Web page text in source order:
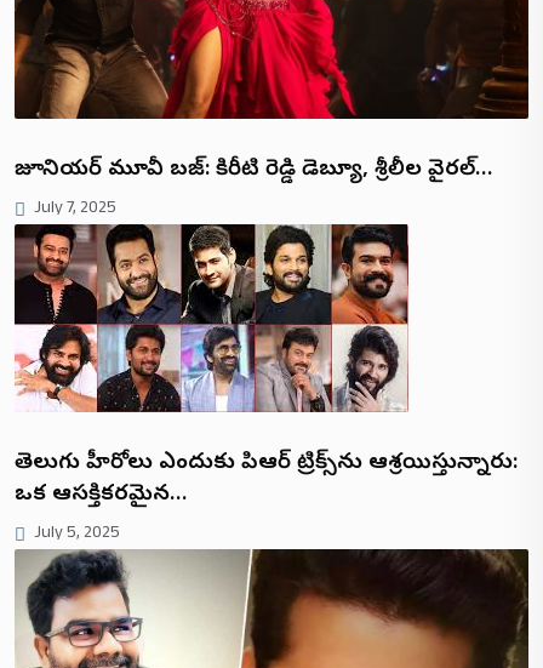
జూనియర్ మూవీ బజ్: కిరీటి రెడ్డి డెబ్యూ, శ్రీలీల వైరల్…
July 7, 2025
తెలుగు హీరోలు ఎందుకు పిఆర్ ట్రిక్స్‌ను ఆశ్రయిస్తున్నారు:
ఒక ఆసక్తికరమైన…
July 5, 2025